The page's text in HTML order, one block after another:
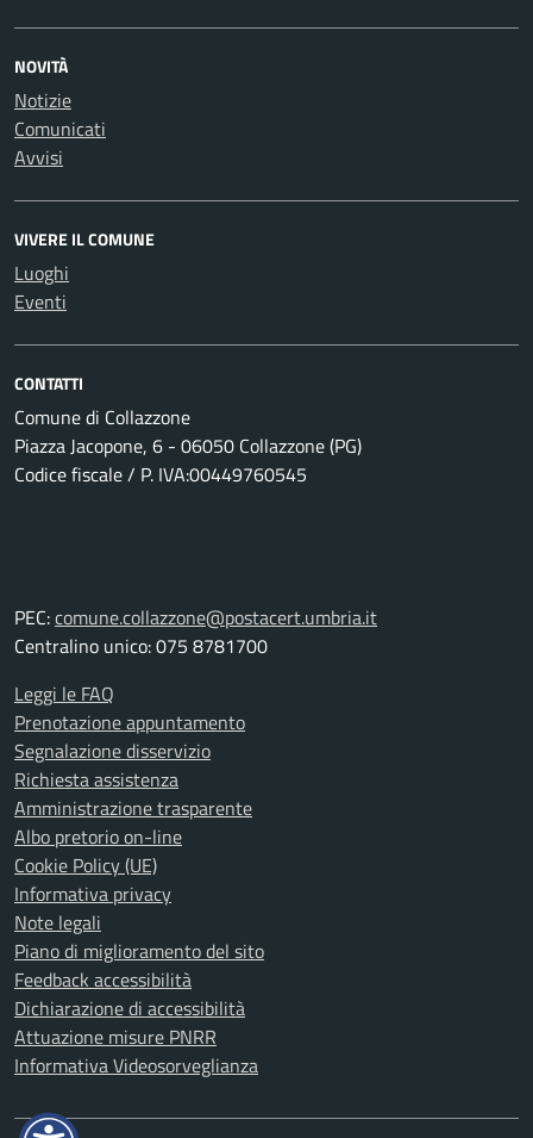
NOVITÀ
Notizie
Comunicati
Avvisi
VIVERE IL COMUNE
Luoghi
Eventi
CONTATTI
Comune di Collazzone
Piazza Jacopone, 6 - 06050 Collazzone (PG)
Codice fiscale / P. IVA:00449760545
PEC:comune.collazzone@postacert.umbria.it
Centralino unico: 075 8781700
Leggi le FAQ
Prenotazione appuntamento
Segnalazione disservizio
Richiesta assistenza
Amministrazione trasparente
Albo pretorio on-line
Cookie Policy (UE)
Informativa privacy
Note legali
Piano di miglioramento del sito
Feedback accessibilità
Dichiarazione di accessibilità
Attuazione misure PNRR
Informativa Videosorveglianza